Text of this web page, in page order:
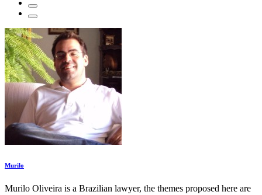
Murilo
Murilo Oliveira is a Brazilian lawyer, the themes proposed here are